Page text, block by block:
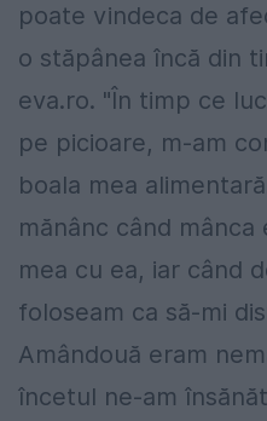
poate vindeca de
o stăpânea încă din
eva.ro. "În timp ce
pe picioare, m-am
boala mea
mănânc când
mea cu ea, iar când
foloseam ca să-mi
Amândouă eram
încetul ne-am